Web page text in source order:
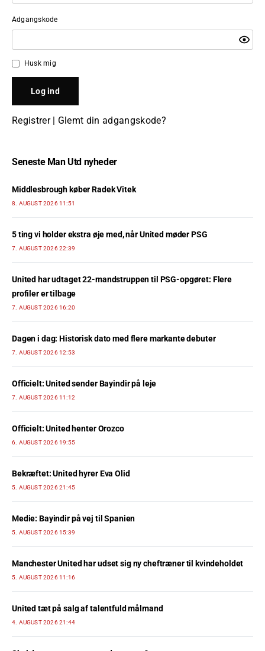
Adgangskode
Husk mig
Registrer| Glemt din adgangskode?
Seneste Man Utd nyheder
Middlesbrough køber Radek Vitek
8. AUGUST 2026 11:51
5 ting vi holder ekstra øje med, når United møder PSG
7. AUGUST 2026 22:39
United har udtaget 22-mandstruppen til PSG-opgøret: Flere
profiler er tilbage
7. AUGUST 2026 16:20
Dagen i dag: Historisk dato med flere markante debuter
7. AUGUST 2026 12:53
Officielt: United sender Bayindir på leje
7. AUGUST 2026 11:12
Officielt: United henter Orozco
6. AUGUST 2026 19:55
Bekræftet: United hyrer Eva Olid
5. AUGUST 2026 21:45
Medie: Bayindir på vej til Spanien
5. AUGUST 2026 15:39
Manchester United har udset sig ny cheftræner til kvindeholdet
5. AUGUST 2026 11:16
United tæt på salg af talentfuld målmand
4. AUGUST 2026 21:44